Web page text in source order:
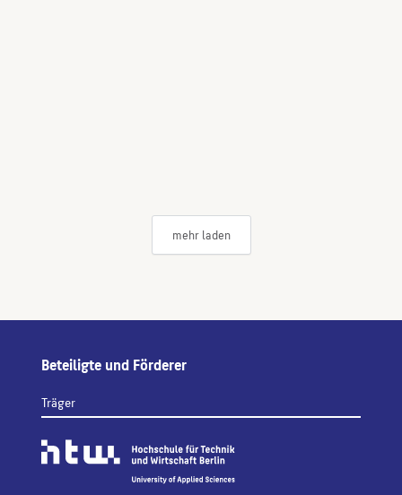
mehr laden
Beteiligte und Förderer
Träger